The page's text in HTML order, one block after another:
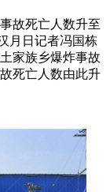
故死亡人数升至
月日记者冯国栋
家族乡爆炸事故
死亡人数由此升